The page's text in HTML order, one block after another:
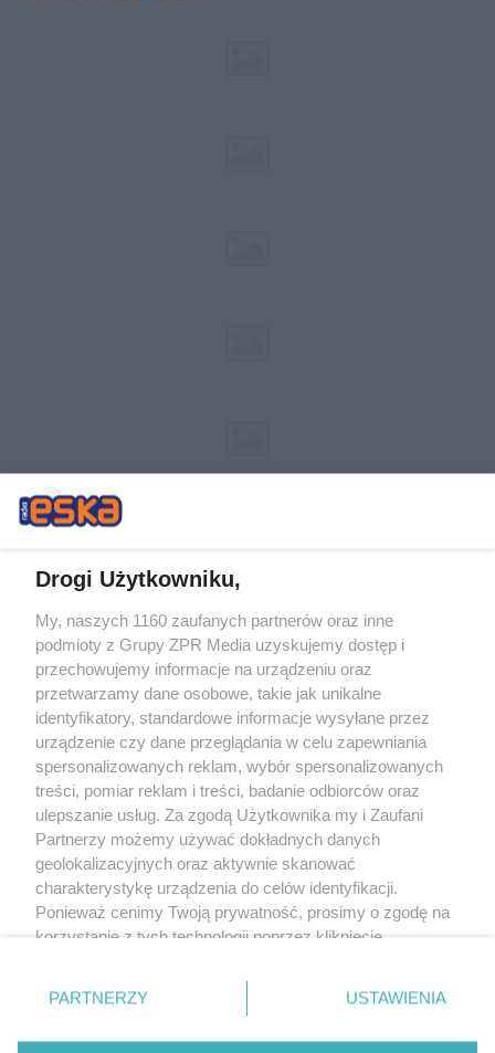
Żaden utwór zamieszczony w serwisie nie może być powielany i
rozpowszechniany lub dalej rozpowszechniany w jakikolwiek sposób (w
tym także elektroniczny lub mechaniczny) na jakimkolwiek polu
eksploatacji w jakiejkolwiek formie, włącznie z umieszczaniem w Internecie
bez pisemnej zgody właściciela praw. Jakiekolwiek użycie lub
wykorzystanie utworów w całości lub w części z naruszeniem prawa, tzn.
bez właściwej zgody, jest zabronione pod groźbą kary i może być ścigane
prawnie.
O nas
Drogi Użytkowniku,
My, naszych 1160 zaufanych partnerów oraz inne
podmioty z Grupy ZPR Media uzyskujemy dostęp i
przechowujemy informacje na urządzeniu oraz
przetwarzamy dane osobowe, takie jak unikalne
identyfikatory, standardowe informacje wysyłane przez
urządzenie czy dane przeglądania w celu zapewniania
spersonalizowanych reklam, wybór spersonalizowanych
treści, pomiar reklam i treści, badanie odbiorców oraz
ulepszanie usług. Za zgodą Użytkownika my i Zaufani
Partnerzy możemy używać dokładnych danych
geolokalizacyjnych oraz aktywnie skanować
charakterystykę urządzenia do celów identyfikacji.
Ponieważ cenimy Twoją prywatność, prosimy o zgodę na
korzystanie z tych technologii poprzez kliknięcie
zmienić/wycofać klikając przycisk ustawień prywatności
znajdujący się w lewym dolnym rogu strony
rodzaje przetwarzania danych nie wymagają zgody
PARTNERZY USTAWIENIA